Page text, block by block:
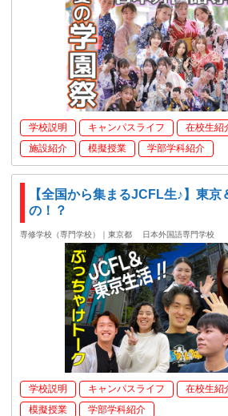
学校説明 キャンパスライフ 在校生紹
施設紹介
模擬授業 学部学科紹介
【全国から集まるJCFL生♪】東
の！？
専修学校（専門学校）｜東京都 日本外国語専門学校
学校説明 キャンパスライフ 在校生紹
模擬授業
学部学科紹介